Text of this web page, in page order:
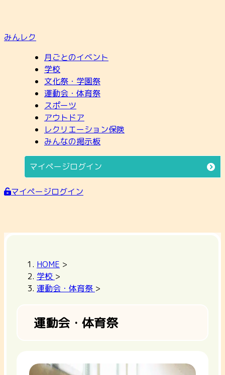
みんレク
月ごとのイベント
学校
文化祭・学園祭
運動会・体育祭
スポーツ
アウトドア
レクリエーション保険
みんなの掲示板
マイページログイン
マイページログイン
HOME >
学校 >
運動会・体育祭 >
運動会・体育祭